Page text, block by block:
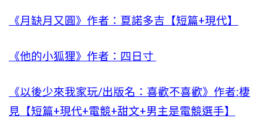
《月缺月又圓》作者：夏諾多吉【短篇+現代】
《他的小狐狸》作者：四日寸
《以後少來我家玩/出版名：喜歡不喜歡》作者:棲
見【短篇+現代+電競+甜文+男主是電競選手】